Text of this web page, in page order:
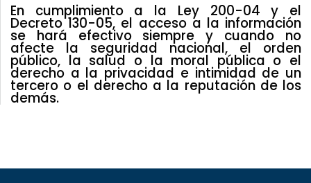
En cumplimiento a la Ley 200-04 y el
Decreto 130-05, el acceso a la información
se hará efectivo siempre y cuando no
afecte la seguridad nacional, el orden
público, la salud o la moral pública o el
derecho a la privacidad e intimidad de un
tercero o el derecho a la reputación de los
demás.